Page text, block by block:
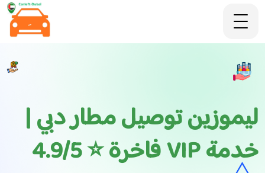
ليموزين توصيل مطار دبي |
خدمة VIP فاخرة ⭐ 4.9/5